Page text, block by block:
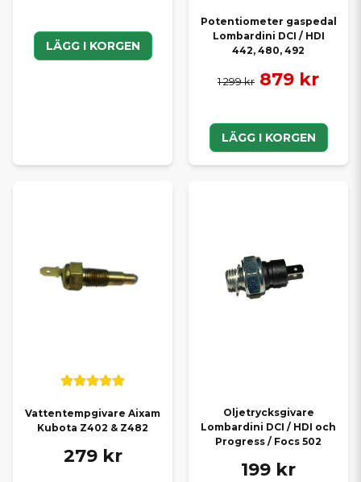
LÄGG I KORGEN
Potentiometer gaspedal
Lombardini DCI / HDI
442, 480, 492
1 299 kr 879 kr
LÄGG I KORGEN
Vattentempgivare Aixam
Kubota Z402 & Z482
279 kr
Oljetrycksgivare
Lombardini DCI / HDI och
Progress / Focs 502
199 kr